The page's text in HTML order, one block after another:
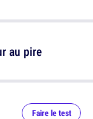
au pire
Faire le test